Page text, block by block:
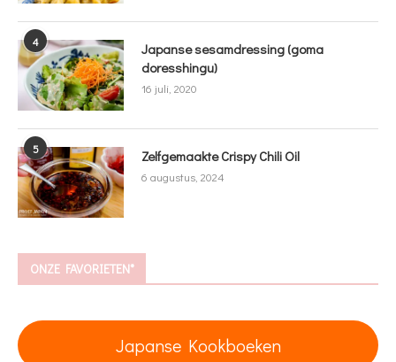
4
Japanse sesamdressing (goma
doresshingu)
16 juli, 2020
5 Zelfgemaakte Crispy Chili Oil
6 augustus, 2024
ONZE FAVORIETEN*
Japanse Kookboeken